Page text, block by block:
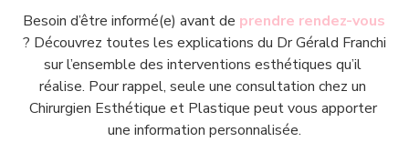
Besoin d’être informé(e) avant de prendre rendez-vous
? Découvrez toutes les explications du Dr Gérald Franchi
sur l’ensemble des interventions esthétiques qu’il
réalise. Pour rappel, seule une consultation chez un
Chirurgien Esthétique et Plastique peut vous apporter
une information personnalisée.